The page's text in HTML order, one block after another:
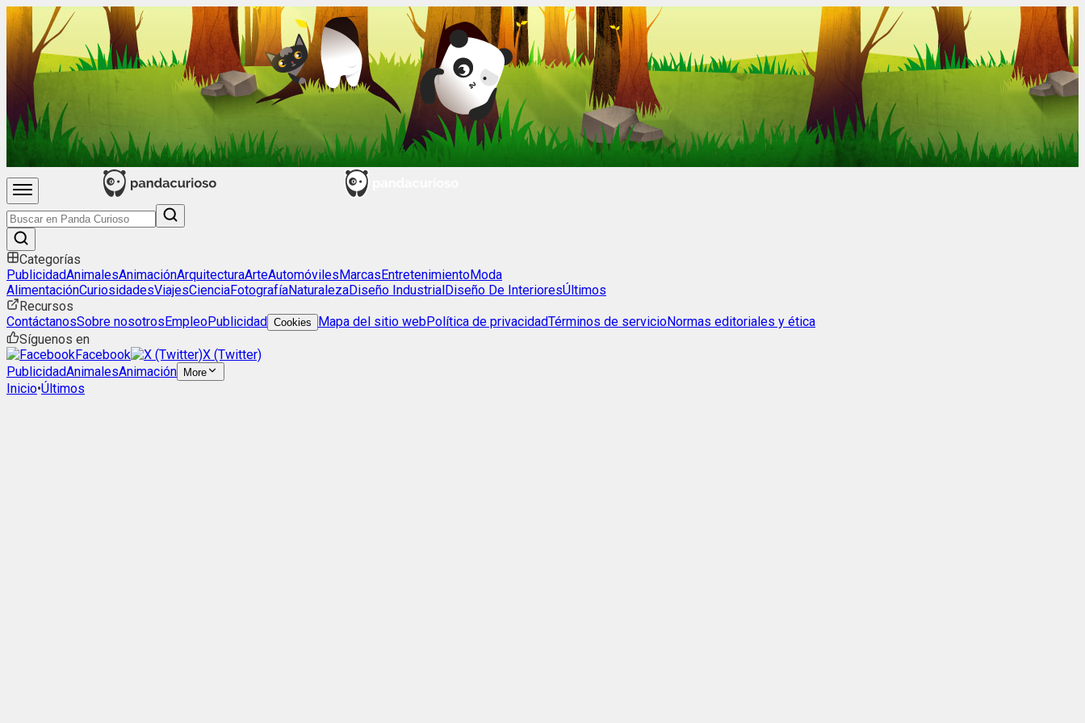
Categorías
PublicidadAnimalesAnimaciónArquitecturaArteAutomóvilesMarcasEntretenimientoModa
AlimentaciónCuriosidadesViajesCienciaFotografíaNaturalezaDiseño IndustrialDiseño De InterioresÚltimos
Recursos
ContáctanosSobre nosotrosEmpleoPublicidad Cookies Mapa del sitio webPolítica de privacidadTérminos de servicioNormas editoriales y ética
Síguenos en
Facebook
X (Twitter)
PublicidadAnimalesAnimación More
Inicio•Últimos